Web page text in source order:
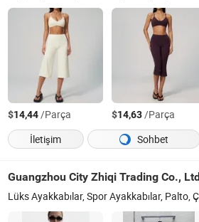
$14,44/Parça $14,63/Parça
İletişim
Sohbet
Guangzhou City Zhiqi Trading Co., Ltd